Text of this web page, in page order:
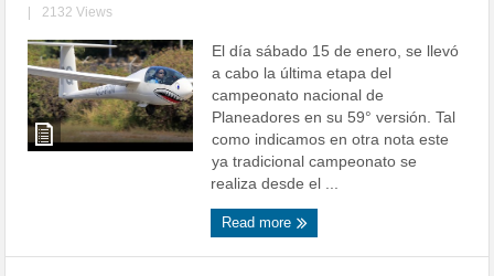
2132 Views
El día sábado 15 de enero, se llevó
a cabo la última etapa del
campeonato nacional de
Planeadores en su 59° versión. Tal
como indicamos en otra nota este
ya tradicional campeonato se
realiza desde el ...
Read more